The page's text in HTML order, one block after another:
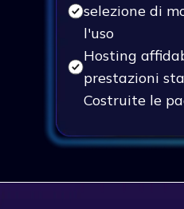
selezione di
l'uso
Hosting
prestazioni
Costruite le
drag-and-drop